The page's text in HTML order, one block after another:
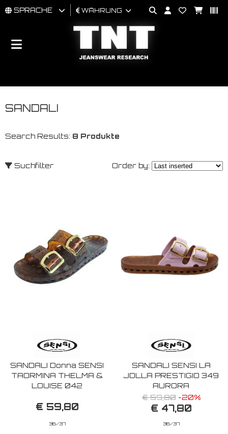
MÄNNER
BRAND
SPRACHE WÄHRUNG
SANDALI
Search Results: 8 Produkte
Suchfilter Order by:
SANDALI Donna SENSI
TAORMINA THELMA &
LOUISE 042
€ 59,80
36/37
SANDALI SENSI LA
JOLLA PRESTIGIO 349
AURORA
€ 59,80 -20%
€ 47,80
36/37